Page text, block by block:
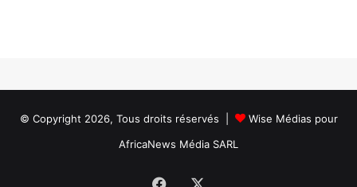
© Copyright 2026, Tous droits réservés | Wise Médias pour
AfricaNews Média SARL
Facebook